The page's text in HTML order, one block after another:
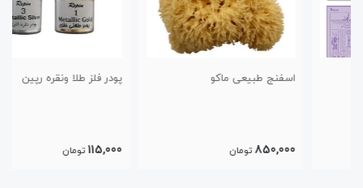
اسفنج طبیعی ماکو
تومان
پودر فلز طلا ونقره رپین
تومان